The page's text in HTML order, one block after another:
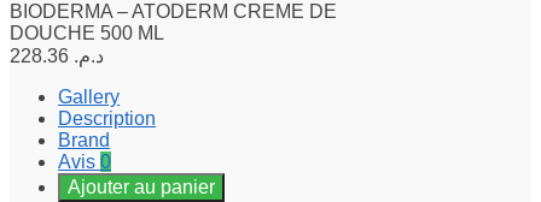
BIODERMA – ATODERM CREME DE
DOUCHE 500 ML
د.م.
Gallery
Description
Brand
Avis 0
Ajouter au panier